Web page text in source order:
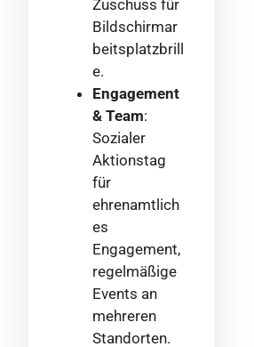
Zuschuss für
Bildschirmar
beitsplatzbrill
e.
Engagement
& Team:
Sozialer
Aktionstag
für
ehrenamtlich
es
Engagement,
regelmäßige
Events an
mehreren
Standorten.